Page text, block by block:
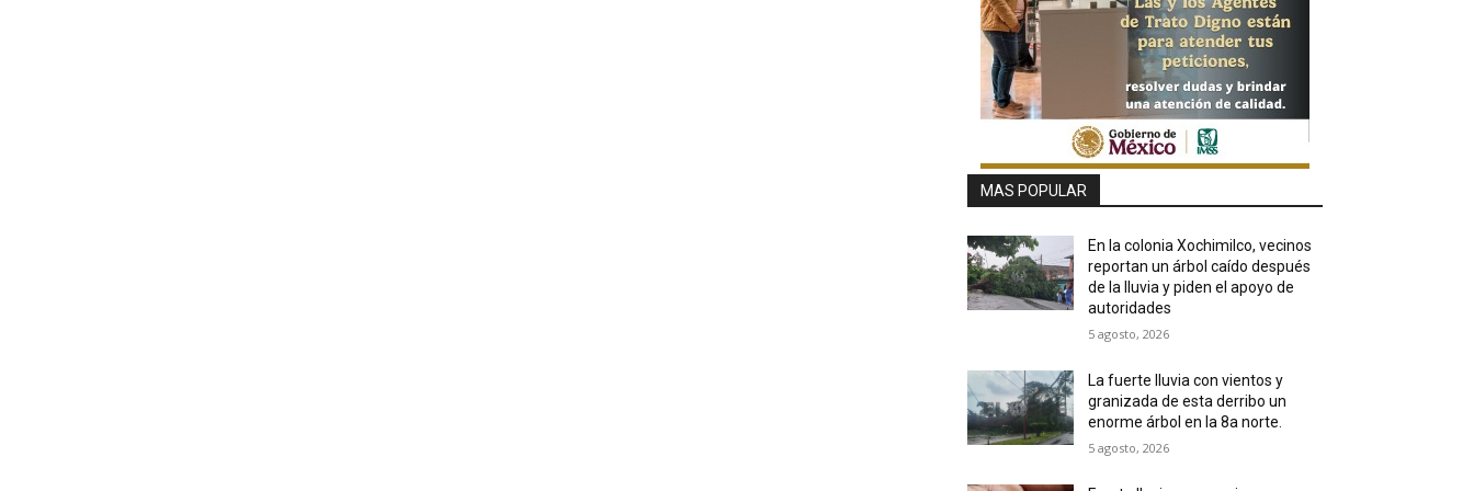
MAS POPULAR
En la colonia Xochimilco, vecinos
reportan un árbol caído después
de la lluvia y piden el apoyo de
autoridades
5 agosto, 2026
La fuerte lluvia con vientos y
granizada de esta derribo un
enorme árbol en la 8a norte.
5 agosto, 2026